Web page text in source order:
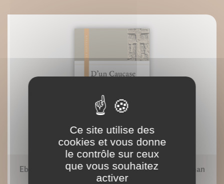
Ebook : D'un Caucase chrétien au Caucase musulman
Ce site utilise des
cookies et vous donne
le contrôle sur ceux
que vous souhaitez
activer